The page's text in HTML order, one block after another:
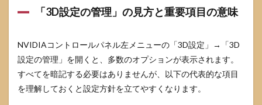
消費
熱・
ファ
ン騒
音へ
の影
「3D設定の管理」の見方と重要項目の意味
NVIDIAコントロールパネル左メニューの「3D設定」→「3D
設定の管理」を開くと、多数のオプションが表示されます。
すべてを暗記する必要はありませんが、以下の代表的な項目
を理解しておくと設定方針を立てやすくなります。